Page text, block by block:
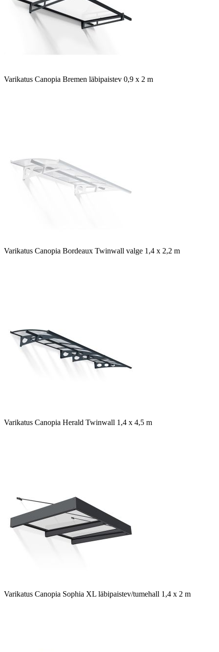
Varikatus Canopia Bremen läbipaistev 0,9 x 2 m
Varikatus Canopia Bordeaux Twinwall valge 1,4 x 2,2 m
Varikatus Canopia Herald Twinwall 1,4 x 4,5 m
Varikatus Canopia Sophia XL läbipaistev/tumehall 1,4 x 2 m